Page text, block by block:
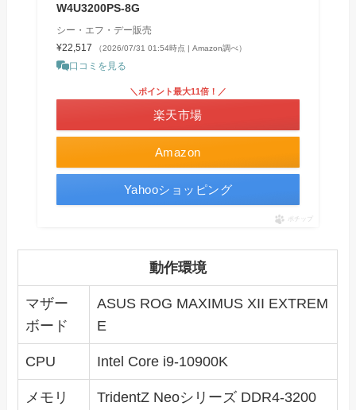
W4U3200PS-8G
シー・エフ・デー販売
¥22,517
（2026/07/31 01:54時点 | Amazon調べ）
口コミを見る
Amazon
＼ポイント最大11倍！／
楽天市場
Yahooショッピング
ポチップ
動作環境
マザー
ボード
ASUS ROG MAXIMUS XII EXTREM
E
CPU Intel Core i9-10900K
メモリ TridentZ Neoシリーズ DDR4-3200